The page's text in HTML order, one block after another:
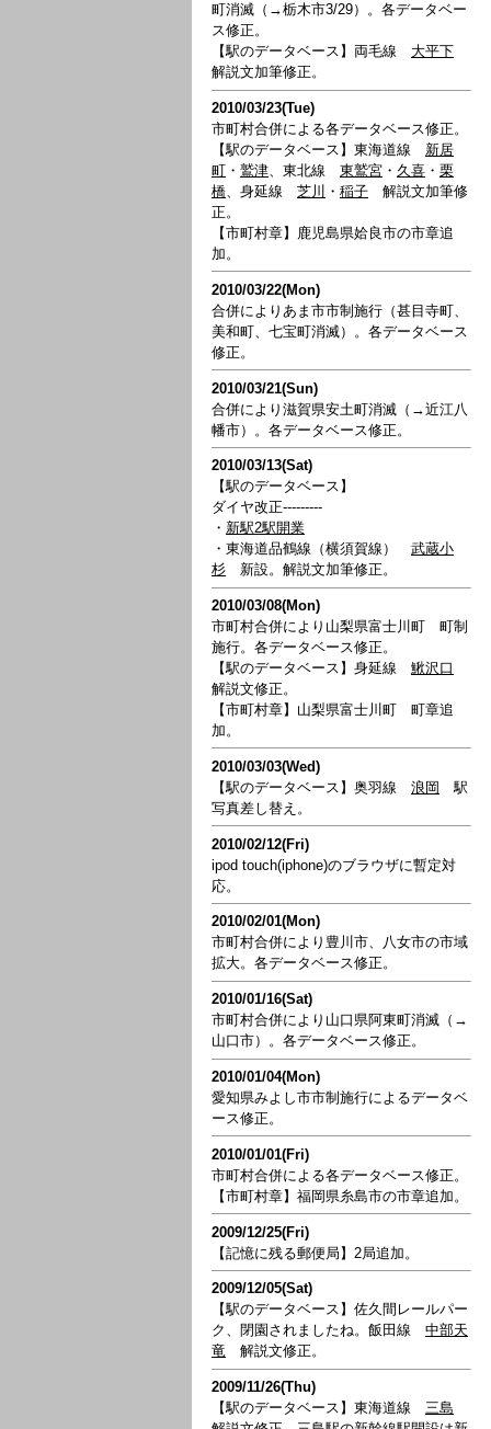
町消滅（→栃木市3/29）。各データベー
ス修正。
【駅のデータベース】両毛線 大平下
解説文加筆修正。
2010/03/23(Tue)
市町村合併による各データベース修正。
【駅のデータベース】東海道線 新居
町 ・ 鷲津 、東北線 東鷲宮 ・ 久喜 ・ 栗
橋 、身延線 芝川 ・ 稲子 解説文加筆修
正。
【市町村章】鹿児島県姶良市の市章追
加。
2010/03/22(Mon)
合併によりあま市市制施行（甚目寺町、
美和町、七宝町消滅）。各データベース
修正。
2010/03/21(Sun)
合併により滋賀県安土町消滅（→近江八
幡市）。各データベース修正。
2010/03/13(Sat)
【駅のデータベース】
ダイヤ改正---------
・ 新駅2駅開業
・東海道品鶴線（横須賀線） 武蔵小
杉 新設。解説文加筆修正。
2010/03/08(Mon)
市町村合併により山梨県富士川町 町制
施行。各データベース修正。
【駅のデータベース】身延線 鰍沢口
解説文修正。
【市町村章】山梨県富士川町 町章追
加。
2010/03/03(Wed)
【駅のデータベース】奥羽線 浪岡
駅
写真差し替え。
2010/02/12(Fri)
ipod touch(iphone)のブラウザに暫定対
応。
2010/02/01(Mon)
市町村合併により豊川市、八女市の市域
拡大。各データベース修正。
2010/01/16(Sat)
市町村合併により山口県阿東町消滅（→
山口市）。各データベース修正。
2010/01/04(Mon)
愛知県みよし市市制施行によるデータベ
ース修正。
2010/01/01(Fri)
市町村合併による各データベース修正。
【市町村章】福岡県糸島市の市章追加。
2009/12/25(Fri)
【記憶に残る郵便局】2局追加。
2009/12/05(Sat)
【駅のデータベース】佐久間レールパー
ク、閉園されましたね。飯田線 中部天
竜 解説文修正。
2009/11/26(Thu)
【駅のデータベース】東海道線 三島